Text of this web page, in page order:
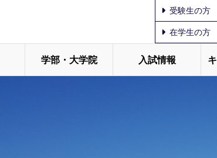
受験生の方
在学生の方
学部・大学院 入試情報